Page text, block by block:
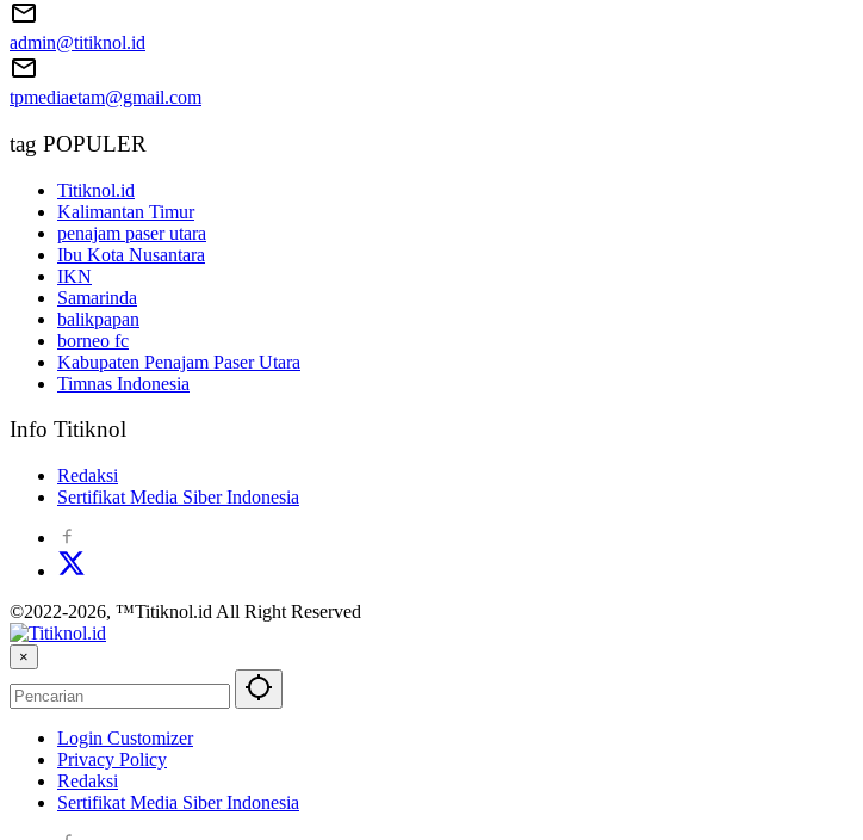
admin@titiknol.id
tpmediaetam@gmail.com
tag POPULER
Titiknol.id
Kalimantan Timur
penajam paser utara
Ibu Kota Nusantara
IKN
Samarinda
balikpapan
borneo fc
Kabupaten Penajam Paser Utara
Timnas Indonesia
Info Titiknol
Redaksi
Sertifikat Media Siber Indonesia
©2022-2026, ™Titiknol.id All Right Reserved
×
Login Customizer
Privacy Policy
Redaksi
Sertifikat Media Siber Indonesia